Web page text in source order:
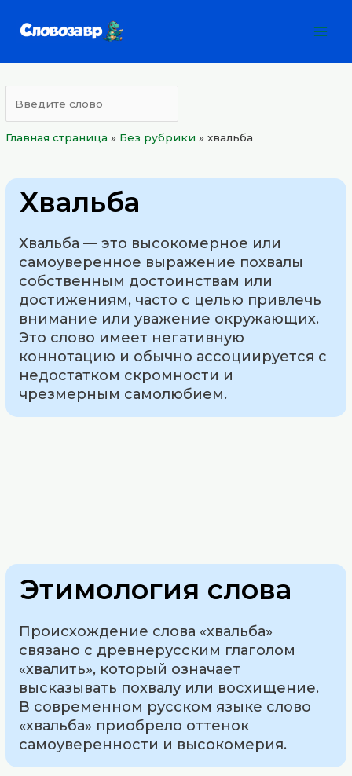
Главная страница » Без рубрики »хвальба
Хвальба
Хвальба — это высокомерное или
самоуверенное выражение похвалы
собственным достоинствам или
достижениям, часто с целью привлечь
внимание или уважение окружающих.
Это слово имеет негативную
коннотацию и обычно ассоциируется с
недостатком скромности и
чрезмерным самолюбием.
Этимология слова
Происхождение слова «хвальба»
связано с древнерусским глаголом
«хвалить», который означает
высказывать похвалу или восхищение.
В современном русском языке слово
«хвальба» приобрело оттенок
самоуверенности и высокомерия.